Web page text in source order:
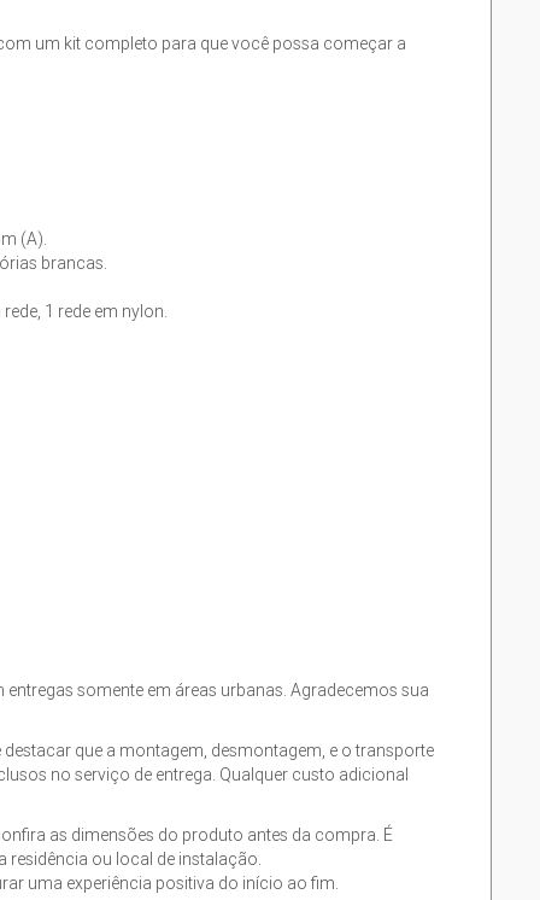
um kit completo para que você possa começar a
(A).
brancas.
1 rede em nylon.
somente em áreas urbanas. Agradecemos sua
que a montagem, desmontagem, e o transporte
no serviço de entrega. Qualquer custo adicional
as dimensões do produto antes da compra. É
residência ou local de instalação.
uma experiência positiva do início ao fim.